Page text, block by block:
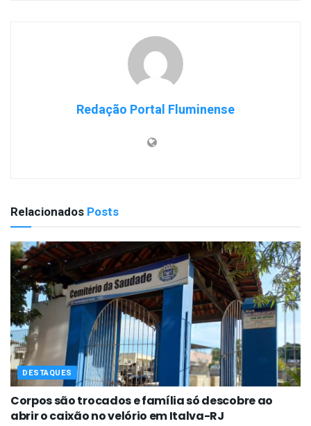
Redação Portal Fluminense
Relacionados Posts
DESTAQUES
Corpos são trocados e família só descobre ao
abrir o caixão no velório em Italva-RJ